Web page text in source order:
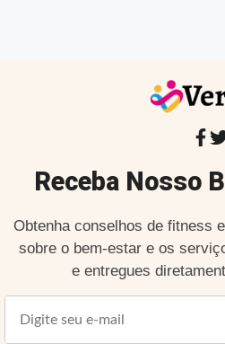
Receba Nosso
Obtenha conselhos de fitness
sobre o bem-estar e os
e entregues